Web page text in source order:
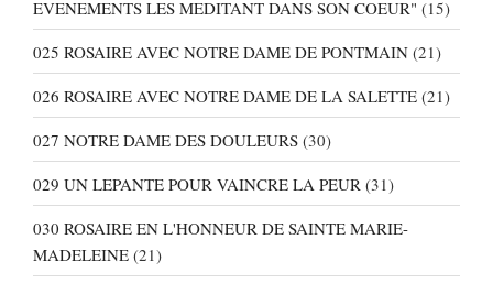
EVENEMENTS LES MEDITANT DANS SON COEUR" (15)
025 ROSAIRE AVEC NOTRE DAME DE PONTMAIN (21)
026 ROSAIRE AVEC NOTRE DAME DE LA SALETTE (21)
027 NOTRE DAME DES DOULEURS (30)
029 UN LEPANTE POUR VAINCRE LA PEUR (31)
030 ROSAIRE EN L'HONNEUR DE SAINTE MARIE-
MADELEINE (21)